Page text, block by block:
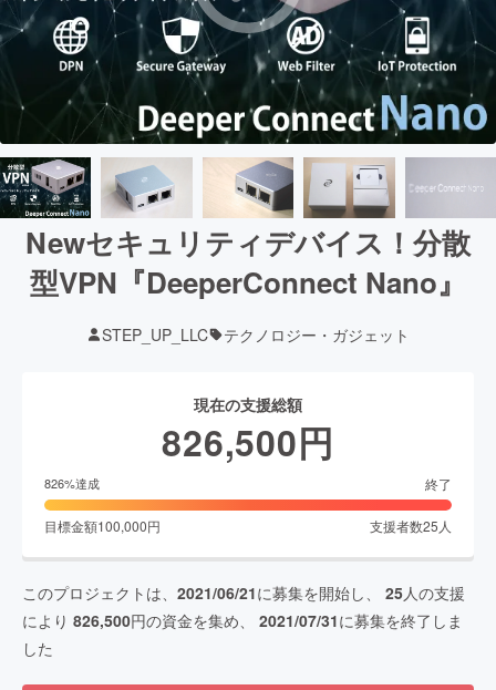
Newセキュリティデバイス！分散
型VPN『DeeperConnect Nano』
STEP_UP_LLC テクノロジー・ガジェット
現在の支援総額
826,500円
826%達成 終了
目標金額100,000円 支援者数25 人
このプロジェクトは、 2021/06/21に募集を開始し、 25人の支援
により 826,500円の資金を集め、 2021/07/31に募集を終了しま
した